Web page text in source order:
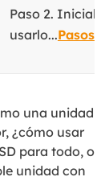
Paso 2.
usarlo...Pasos
una unidad
¿cómo usar
para todo, o
unidad con